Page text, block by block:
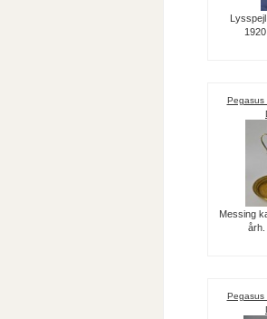
Pegasus
Messing
årh.
Pegasus